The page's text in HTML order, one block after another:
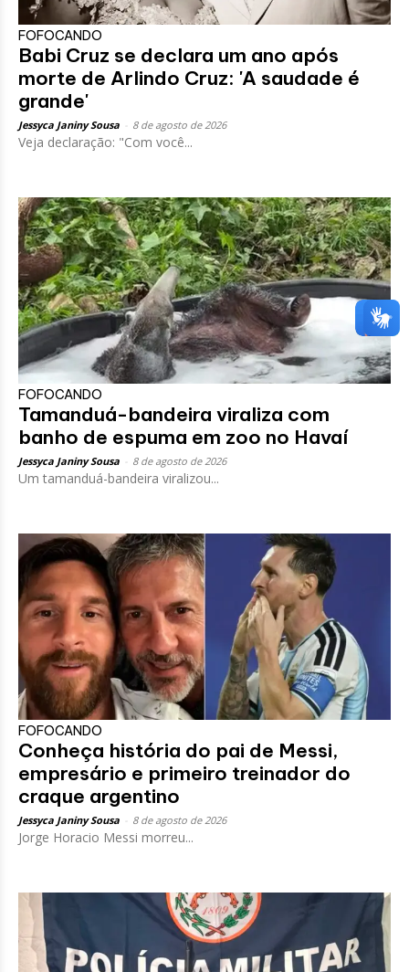
FOFOCANDO
Babi Cruz se declara um ano após
morte de Arlindo Cruz: 'A saudade é
grande'
Jessyca Janiny Sousa 8 de agosto de 2026
Veja declaração: "Com você...
FOFOCANDO
Tamanduá-bandeira viraliza com
banho de espuma em zoo no Havaí
Jessyca Janiny Sousa 8 de agosto de 2026
Um tamanduá-bandeira viralizou...
FOFOCANDO
Conheça história do pai de Messi,
empresário e primeiro treinador do
craque argentino
Jessyca Janiny Sousa 8 de agosto de 2026
Jorge Horacio Messi morreu...